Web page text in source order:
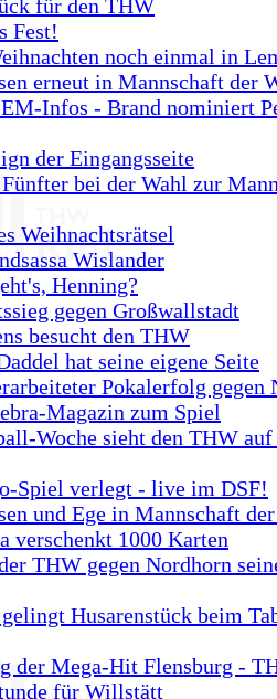
für den THW
Fest!
noch einmal in
erneut in Mannschaft der
Infos - Brand nominiert
der Eingangsseite
bei der Wahl zur
Weihnachtsrätsel
Wislander
Henning?
gegen Großwallstadt
besucht den THW
hat seine eigene Seite
Pokalerfolg gegen
Magazin zum Spiel
Woche sieht den THW auf
Spiel verlegt - live im DSF!
und Ege in Mannschaft
verschenkt 1000 Karten
THW gegen Nordhorn
Husarenstück beim
der Mega-Hit Flensburg -
für Willstätt